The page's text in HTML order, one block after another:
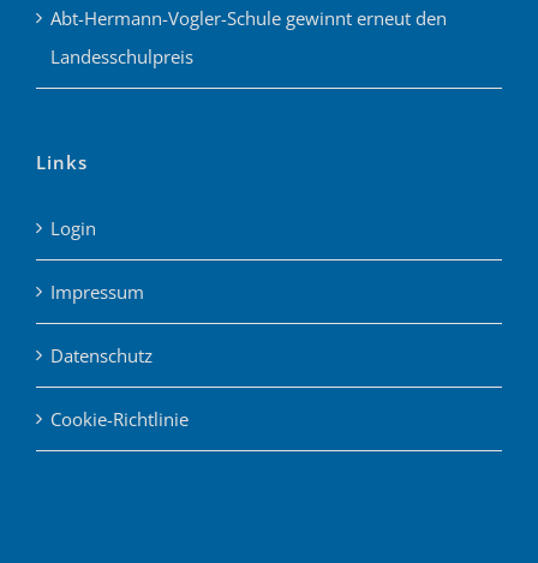
Abt-Hermann-Vogler-Schule gewinnt erneut den
Landesschulpreis
Links
Login
Impressum
Datenschutz
Cookie-Richtlinie